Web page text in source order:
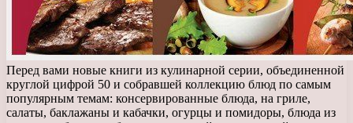
Перед вами новые книги из кулинарной серии, объединенной
круглой цифрой 50 и собравшей коллекцию блюд по самым
популярным темам: консервированные блюда, на гриле,
салаты, баклажаны и кабачки, огурцы и помидоры, блюда из